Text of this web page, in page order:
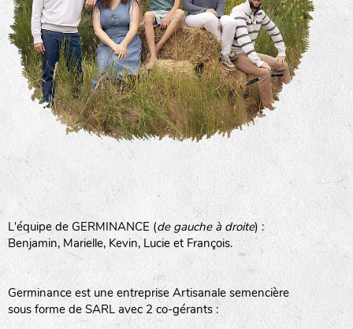
L'équipe de GERMINANCE (de gauche à droite) :
Benjamin, Marielle, Kevin, Lucie et François.
Germinance est une entreprise Artisanale semencière
sous forme de SARL avec 2 co-gérants :